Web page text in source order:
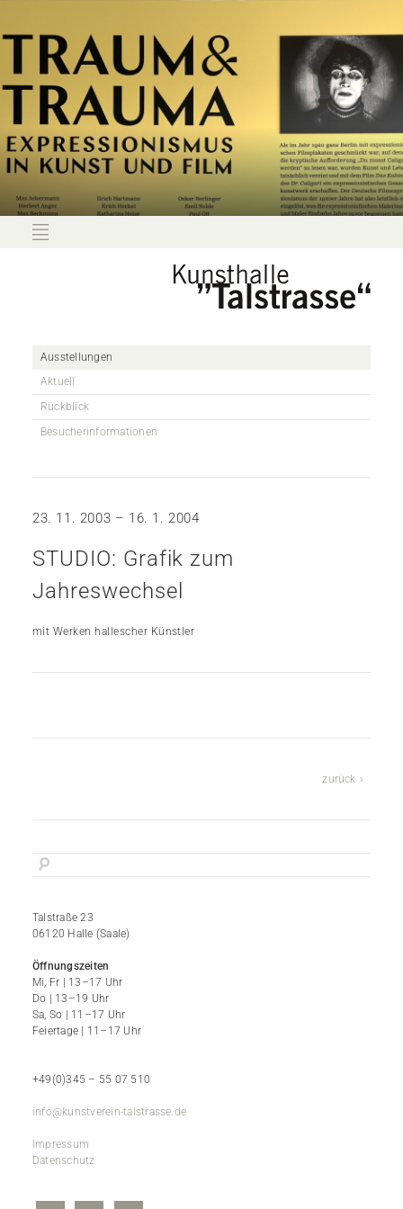
Ausstellungen
Aktuell
Rückblick
Besucherinformationen
23. 11. 2003 – 16. 1. 2004
STUDIO: Grafik zum
Jahreswechsel
mit Werken hallescher Künstler
zurück
Talstraße 23
06120 Halle (Saale)
Öffnungszeiten
Mi, Fr | 13–17 Uhr
Do | 13–19 Uhr
Sa, So | 11–17 Uhr
Feiertage | 11–17 Uhr
+49(0)345 – 55 07 510
info@kunstverein-talstrasse.de
Impressum
Datenschutz